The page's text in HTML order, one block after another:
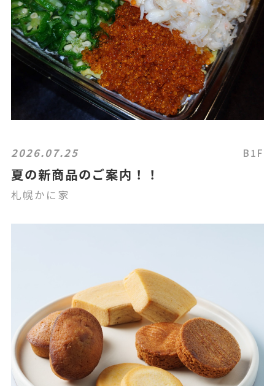
2026.07.25 B1F
夏の新商品のご案内！！
札幌かに家